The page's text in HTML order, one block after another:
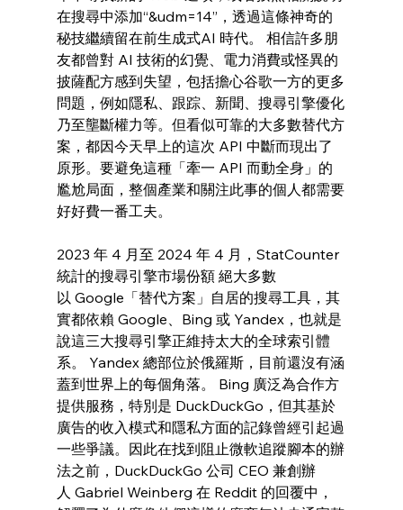
在搜尋中添加“&udm=14”，透過這條神奇的
秘技繼續留在前生成式AI 時代。 相信許多朋
友都曾對 AI 技術的幻覺、電力消費或怪異的
披薩配方感到失望，包括擔心谷歌一方的更多
問題，例如隱私、跟踪、新聞、搜尋引擎優化
乃至壟斷權力等。但看似可靠的大多數替代方
案，都因今天早上的這次 API 中斷而現出了
原形。要避免這種「牽一 API 而動全身」的
尷尬局面，整個產業和關注此事的個人都需要
好好費一番工夫。
2023 年 4 月至 2024 年 4 月，StatCounter
統計的搜尋引擎市場份額 絕大多數
以 Google「替代方案」自居的搜尋工具，其
實都依賴 Google、Bing 或 Yandex，也就是
說這三大搜尋引擎正維持太大的全球索引體
系。 Yandex 總部位於俄羅斯，目前還沒有涵
蓋到世界上的每個角落。 Bing 廣泛為合作方
提供服務，特別是 DuckDuckGo，但其基於
廣告的收入模式和隱私方面的記錄曾經引起過
一些爭議。因此在找到阻止微軟追蹤腳本的辦
法之前，DuckDuckGo 公司 CEO 兼創辦
人 Gabriel Weinberg 在 Reddit 的回覆中，